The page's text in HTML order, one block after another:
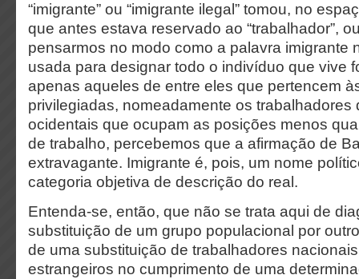
“imigrante” ou “imigrante ilegal” tomou, no
que antes estava reservado ao “trabalhador”,
pensarmos no modo como a palavra imigrante
usada para designar todo o indivíduo que vive
apenas aqueles de entre eles que pertencem
privilegiadas, nomeadamente os trabalhadores
ocidentais que ocupam as posições menos
de trabalho, percebemos que a afirmação de
extravagante. Imigrante é, pois, um nome
categoria objetiva de descrição do real.
Entenda-se, então, que não se trata aqui de
substituição de um grupo populacional por
de uma substituição de trabalhadores
estrangeiros no cumprimento de uma